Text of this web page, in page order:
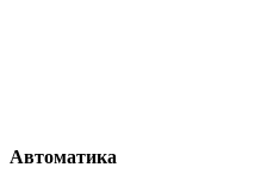
Автоматика